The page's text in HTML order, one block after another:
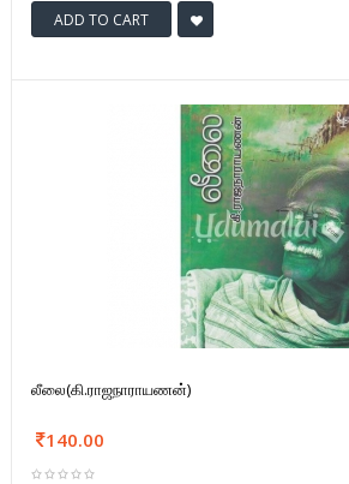
ADD TO CART
லீலை(கி.ராஜநாராயணன்)
140.00